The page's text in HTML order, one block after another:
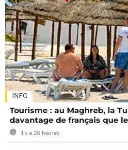
INFO
Tourisme : au Maghreb, la
davantage de français que
Il y a 20 heures